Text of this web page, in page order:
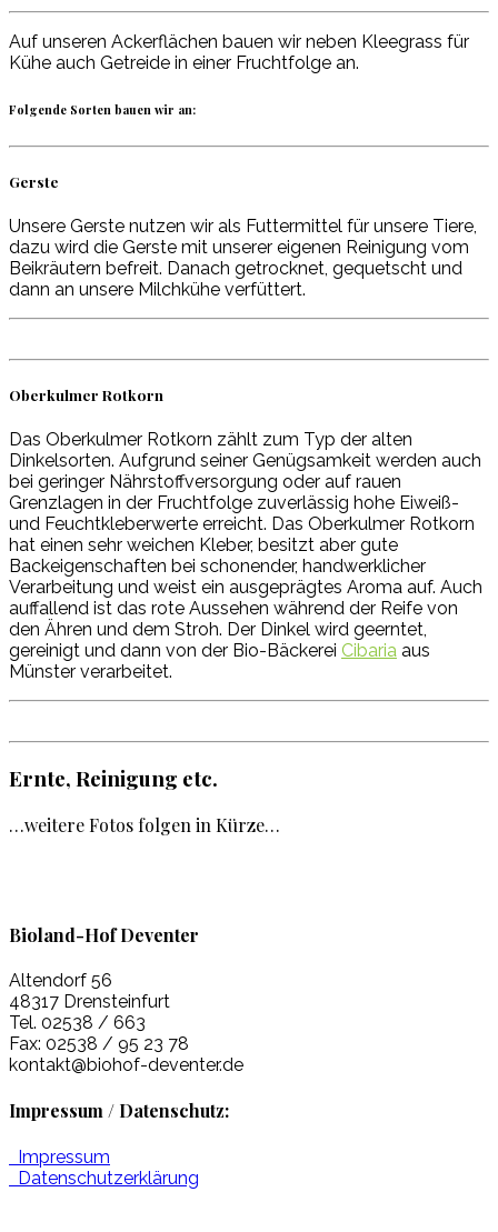
Auf unseren Ackerflächen bauen wir neben Kleegrass für
Kühe auch Getreide in einer Fruchtfolge an.
Folgende Sorten bauen wir an:
Gerste
Unsere Gerste nutzen wir als Futtermittel für unsere Tiere,
dazu wird die Gerste mit unserer eigenen Reinigung vom
Beikräutern befreit. Danach getrocknet, gequetscht und
dann an unsere Milchkühe verfüttert.
Oberkulmer Rotkorn
Das Oberkulmer Rotkorn zählt zum Typ der alten
Dinkelsorten. Aufgrund seiner Genügsamkeit werden auch
bei geringer Nährstoffversorgung oder auf rauen
Grenzlagen in der Fruchtfolge zuverlässig hohe Eiweiß-
und Feuchtkleberwerte erreicht. Das Oberkulmer Rotkorn
hat einen sehr weichen Kleber, besitzt aber gute
Backeigenschaften bei schonender, handwerklicher
Verarbeitung und weist ein ausgeprägtes Aroma auf. Auch
auffallend ist das rote Aussehen während der Reife von
den Ähren und dem Stroh. Der Dinkel wird geerntet,
gereinigt und dann von der Bio-Bäckerei Cibaria aus
Münster verarbeitet.
Ernte, Reinigung etc.
…weitere Fotos folgen in Kürze…
Bioland-Hof Deventer
Altendorf 56
48317 Drensteinfurt
Tel. 02538 / 663
Fax: 02538 / 95 23 78
kontakt@biohof-deventer.de
Impressum / Datenschutz:
Impressum
Datenschutzerklärung